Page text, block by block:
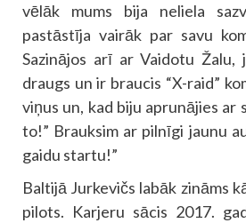
vēlāk mums bija neliela
pastāstīja vairāk par savu
Sazinājos arī ar Vaidotu Žalu,
draugs un ir braucis “X-raid”
viņus un, kad biju aprunājies ar
to!” Brauksim ar pilnīgi jaunu
gaidu startu!”
Baltijā Jurkevičs labāk zināms
pilots. Karjeru sācis 2017.